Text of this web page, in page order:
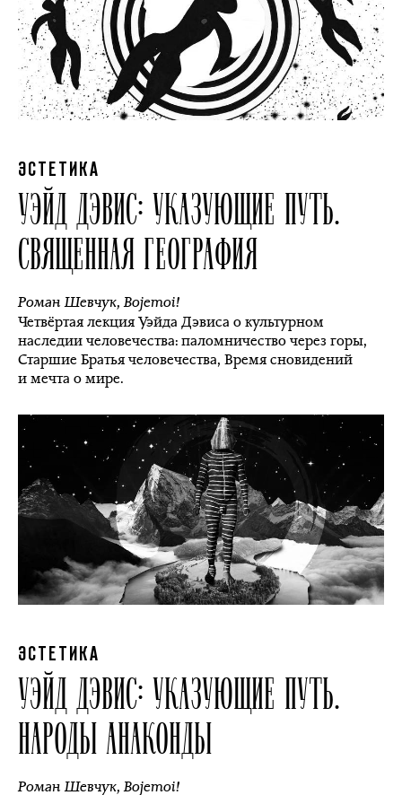
ЭСТЕТИКА
УЭЙД ДЭВИС: УКАЗУЮЩИЕ ПУТЬ.
СВЯЩЕННАЯ ГЕОГРАФИЯ
Роман Шевчук,Bojemoi!
Четвёртая лекция Уэйда Дэвиса о культурном
наследии человечества: паломничество через горы,
Старшие Братья человечества, Время сновидений
и мечта о мире.
ЭСТЕТИКА
УЭЙД ДЭВИС: УКАЗУЮЩИЕ ПУТЬ.
НАРОДЫ АНАКОНДЫ
Роман Шевчук,Bojemoi!